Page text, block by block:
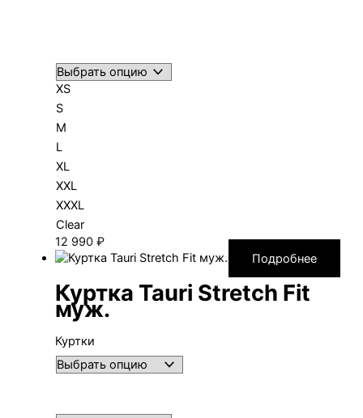
XS
S
M
L
XL
XXL
XXXL
Clear
12 990 ₽
Подробнее
Куртка Tauri Stretch Fit
муж.
Куртки